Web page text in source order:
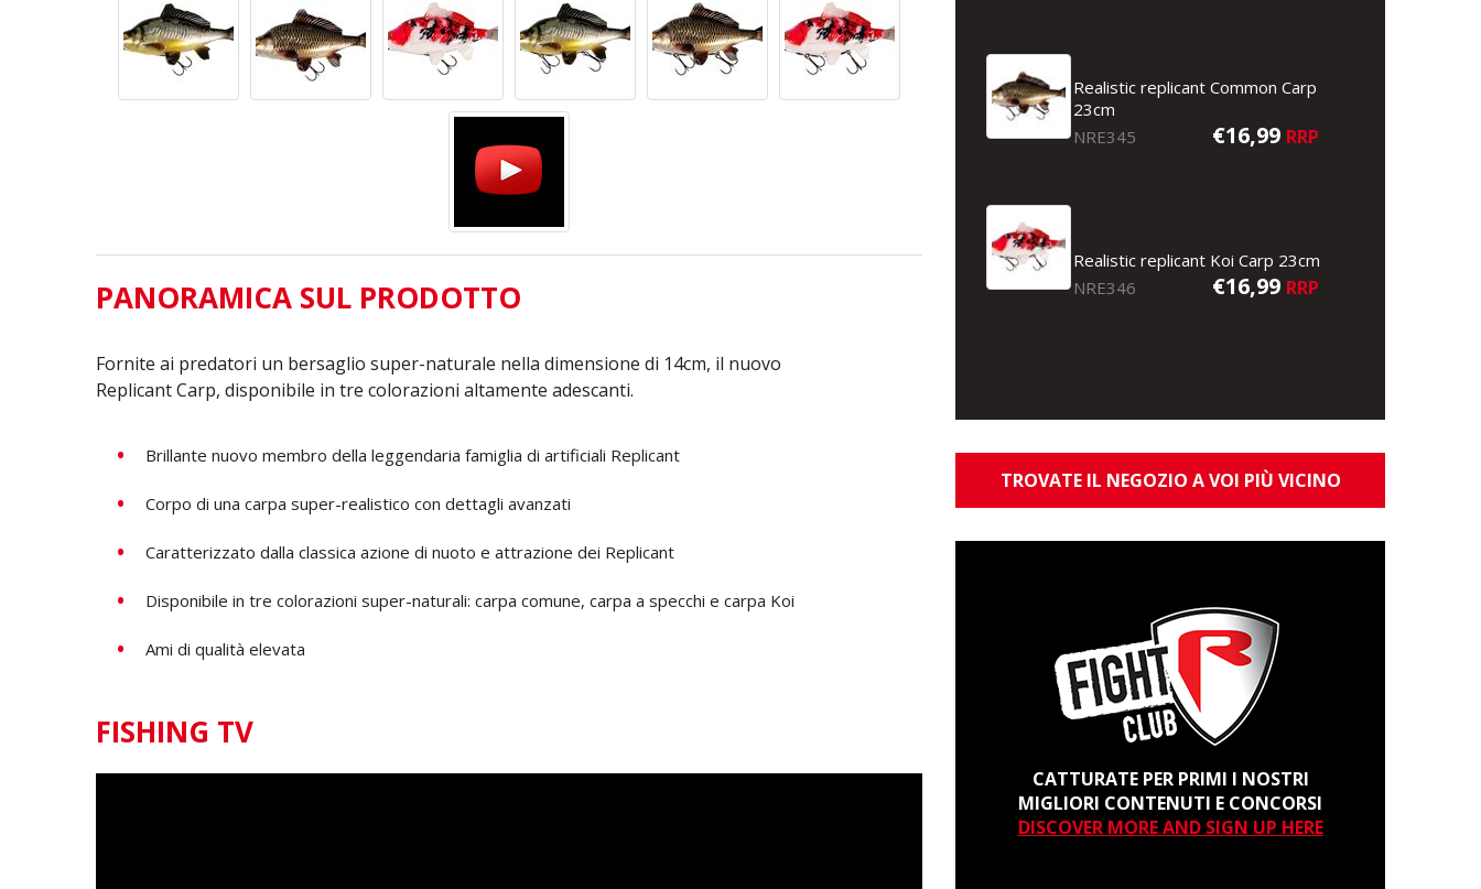
PANORAMICA SUL PRODOTTO
Fornite ai predatori un bersaglio super-naturale nella dimensione di 14cm, il nuovo
Replicant Carp, disponibile in tre colorazioni altamente adescanti.
Brillante nuovo membro della leggendaria famiglia di artificiali Replicant
Corpo di una carpa super-realistico con dettagli avanzati
Caratterizzato dalla classica azione di nuoto e attrazione dei Replicant
Disponibile in tre colorazioni super-naturali: carpa comune, carpa a specchi e carpa Koi
Ami di qualità elevata
FISHING TV
Realistic replicant Common Carp
23cm
NRE345
€16,99 RRP
Realistic replicant Koi Carp 23cm
NRE346
€16,99 RRP
TROVATE IL NEGOZIO A VOI PIÙ VICINO
CATTURATE PER PRIMI I NOSTRI
MIGLIORI CONTENUTI E CONCORSI
DISCOVER MORE AND SIGN UP HERE